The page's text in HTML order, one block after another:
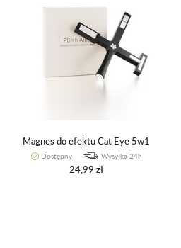
Magnes do efektu Cat Eye 5w1
Dostępny Wysyłka 24h
24,99 zł